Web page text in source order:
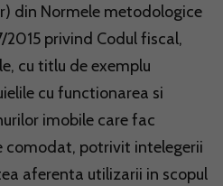
din Normele metodologice
2015 privind Codul fiscal,
cu titlu de exemplu
cu functionarea si
imobile care fac
comodat, potrivit intelegerii
aferenta utilizarii in scopul